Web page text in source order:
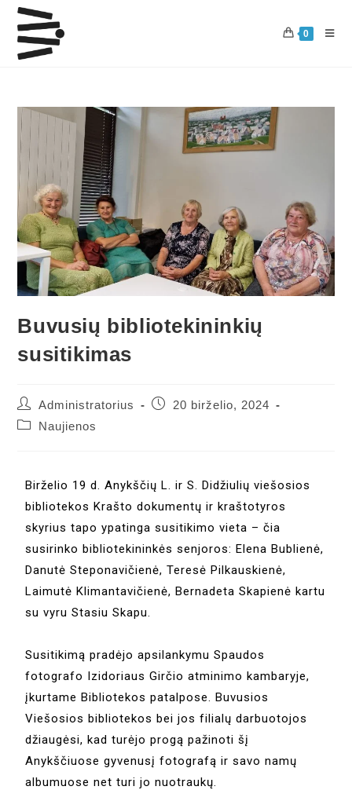
0
Buvusių bibliotekininkių
susitikimas
Administratorius
20 birželio, 2024
Naujienos
Birželio 19 d. Anykščių L. ir S. Didžiulių viešosios
bibliotekos Krašto dokumentų ir kraštotyros
skyrius tapo ypatinga susitikimo vieta – čia
susirinko bibliotekininkės senjoros: Elena Bublienė,
Danutė Steponavičienė, Teresė Pilkauskienė,
Laimutė Klimantavičienė, Bernadeta Skapienė kartu
su vyru Stasiu Skapu.
Susitikimą pradėjo apsilankymu Spaudos
fotografo Izidoriaus Girčio atminimo kambaryje,
įkurtame Bibliotekos patalpose. Buvusios
Viešosios bibliotekos bei jos filialų darbuotojos
džiaugėsi, kad turėjo progą pažinoti šį
Anykščiuose gyvenusį fotografą ir savo namų
albumuose net turi jo nuotraukų.